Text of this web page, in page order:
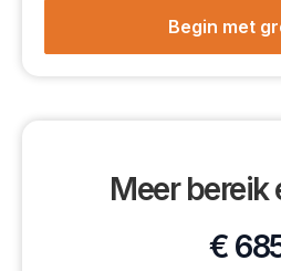
Begin met
Meer bereik
€